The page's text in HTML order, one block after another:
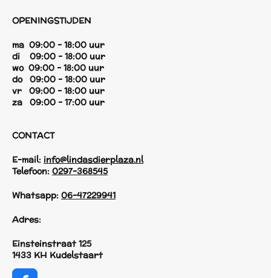
OPENINGSTIJDEN
ma 09:00 - 18:00 uur
di 09:00 - 18:00 uur
wo 09:00 - 18:00 uur
do 09:00 - 18:00 uur
vr 09:00 - 18:00 uur
za 09:00 - 17:00 uur
CONTACT
E-mail: info@lindasdierplaza.nl
Telefoon: 0297-368545
Whatsapp: 06-47229941
Adres:
Einsteinstraat 125
1433 KH Kudelstaart